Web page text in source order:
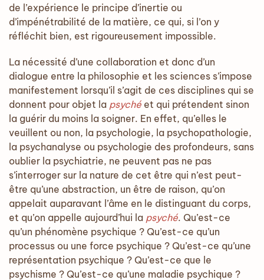
de l’expérience le principe d’inertie ou
d’impénétrabilité de la matière, ce qui, si l’on y
réfléchit bien, est rigoureusement impossible.
La nécessité d’une collaboration et donc d’un
dialogue entre la philosophie et les sciences s’impose
manifestement lorsqu’il s’agit de ces disciplines qui se
donnent pour objet la psyché et qui prétendent sinon
la guérir du moins la soigner. En effet, qu’elles le
veuillent ou non, la psychologie, la psychopathologie,
la psychanalyse ou psychologie des profondeurs, sans
oublier la psychiatrie, ne peuvent pas ne pas
s’interroger sur la nature de cet être qui n’est peut-
être qu’une abstraction, un être de raison, qu’on
appelait auparavant l’âme en le distinguant du corps,
et qu’on appelle aujourd’hui la psyché. Qu’est-ce
qu’un phénomène psychique ? Qu’est-ce qu’un
processus ou une force psychique ? Qu’est-ce qu’une
représentation psychique ? Qu’est-ce que le
psychisme ? Qu’est-ce qu’une maladie psychique ?